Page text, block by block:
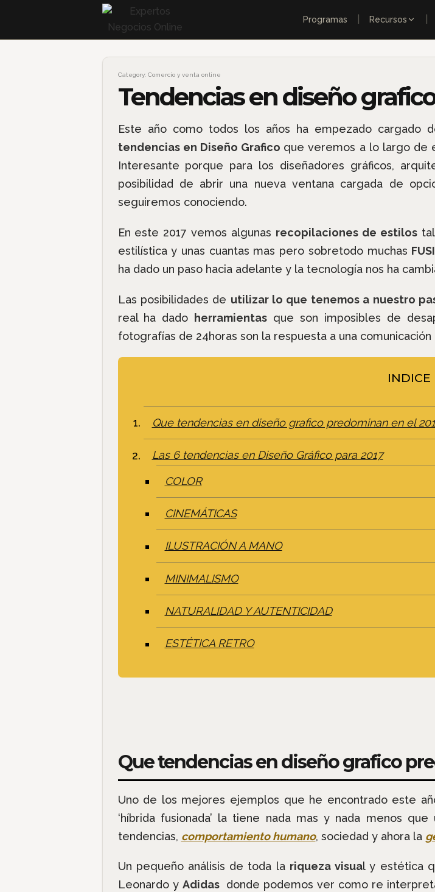
Programas Recursos
Category: Comercio y venta online
Tendencias en diseño
Este año como todos los años ha empezado cargado
tendencias en Diseño Grafico que veremos a lo largo de
Interesante porque para los diseñadores gráficos,
posibilidad de abrir una nueva ventana cargada de
seguiremos conociendo.
En este 2017 vemos algunas recopilaciones de estilos
estilística y unas cuantas mas pero sobretodo muchas
ha dado un paso hacia adelante y la tecnología nos ha
Las posibilidades de utilizar lo que tenemos a nuestro
real ha dado herramientas que son imposibles de
fotografías de 24horas son la respuesta a una
INDICE
Que tendencias en diseño grafico predominan en el
Las 6 tendencias en Diseño Gráfico para 2017
COLOR
CINEMÁTICAS
ILUSTRACIÓN A MANO
MINIMALISMO
NATURALIDAD Y AUTENTICIDAD
ESTÉTICA RETRO
Que tendencias en diseño grafico
Uno de los mejores ejemplos que he encontrado este
‘híbrida fusionada’ la tiene nada mas y nada menos
tendencias, comportamiento humano, sociedad y ahora la
Un pequeño análisis de toda la riqueza visual y estética
Leonardo y Adidas donde podemos ver como re